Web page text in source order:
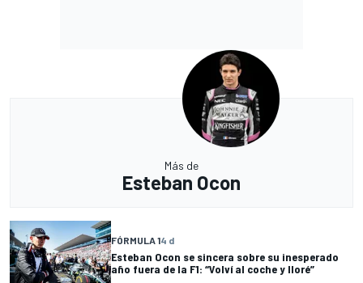
Más de
Esteban Ocon
FÓRMULA 14 d
Esteban Ocon se sincera sobre su inesperado
año fuera de la F1: “Volví al coche y lloré”